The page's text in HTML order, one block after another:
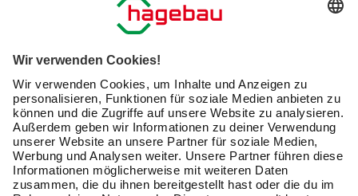
Diese sind stabiler als die Schutznetze für den
Garten und daher etwas teurer. Die Anbringung erfolgt
Stahlseilen und kann auch von Nicht-Profis ohne große
Probleme bewerkstelligt werden.
Beachte vor dem Kauf die Maschengröße. Zur
effektiven Abwehr werden je nach Vogelart folgende
Weiten empfohlen: